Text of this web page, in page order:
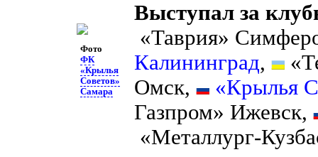
Фото
ФК
«Крылья
Советов»
Самара
Выступал за
«Таврия»
Калининград,
Омск,
«Крылья
Газпром» Ижевск,
«Металлург-